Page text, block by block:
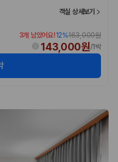
책금이 발생할 수 있습니다.
담이 줄어드는 보험 조건입니
는 사용자에게 적합합니다.
가격비교 플랫폼
객실 상세보기
3개 남았어요!12%163,000원
143,000원/1박